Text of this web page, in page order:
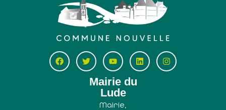
Mairie du
Lude
Mairie,